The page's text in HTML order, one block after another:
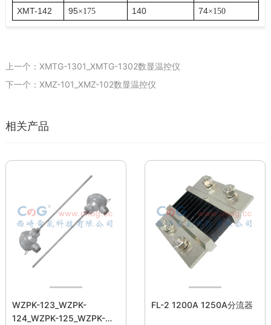
XMT-142 95×175 140 74×150
上一个：XMTG-1301_XMTG-1302数显温控仪
下一个：XMZ-101_XMZ-102数显温控仪
相关产品
WZPK-123_WZPK-
124_WZPK-125_WZPK-
FL-2 1200A 1250A分流器